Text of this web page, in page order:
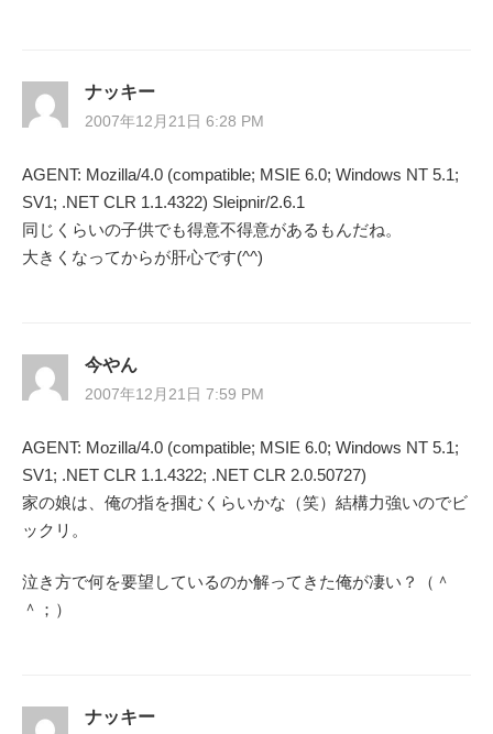
ナッキー
2007年12月21日 6:28 PM
AGENT: Mozilla/4.0 (compatible; MSIE 6.0; Windows NT 5.1;
SV1; .NET CLR 1.1.4322) Sleipnir/2.6.1
同じくらいの子供でも得意不得意があるもんだね。
大きくなってからが肝心です(^^)
今やん
2007年12月21日 7:59 PM
AGENT: Mozilla/4.0 (compatible; MSIE 6.0; Windows NT 5.1;
SV1; .NET CLR 1.1.4322; .NET CLR 2.0.50727)
家の娘は、俺の指を掴むくらいかな（笑）結構力強いのでビ
ックリ。
泣き方で何を要望しているのか解ってきた俺が凄い？（＾
＾；）
ナッキー